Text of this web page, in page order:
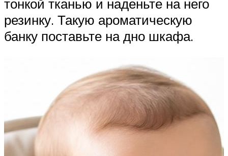
тонкой тканью и наденьте на него
резинку. Такую ароматическую
банку поставьте на дно шкафа.